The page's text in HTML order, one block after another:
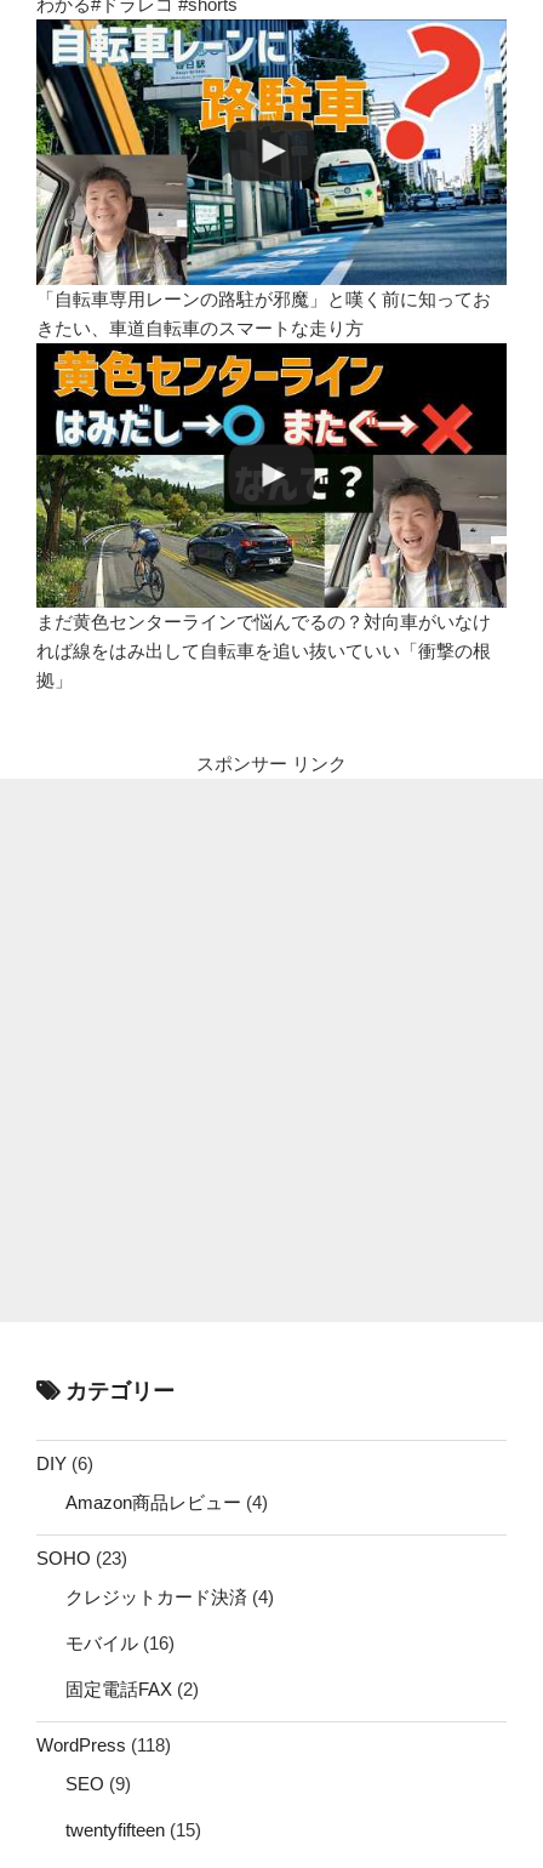
わかる#ドラレコ #shorts
「自転車専用レーンの路駐が邪魔」と嘆く前に知ってお
きたい、車道自転車のスマートな走り方
まだ黄色センターラインで悩んでるの？対向車がいなけ
れば線をはみ出して自転車を追い抜いていい「衝撃の根
拠」
スポンサー リンク
カテゴリー
DIY (6)
Amazon商品レビュー (4)
SOHO (23)
クレジットカード決済 (4)
モバイル (16)
固定電話FAX (2)
WordPress (118)
SEO (9)
twentyfifteen (15)